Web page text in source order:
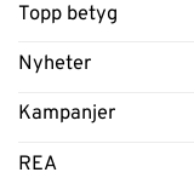
Topp betyg
Nyheter
Kampanjer
REA